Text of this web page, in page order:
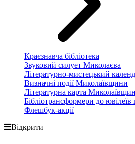
Краєзнавча бібліотека
Звуковий силует Миколаєва
Літературно-мистецький
Визначні події Миколаївщини
Літературна карта
Бібліотрансформери до
Флешбук-акції
Відкрити